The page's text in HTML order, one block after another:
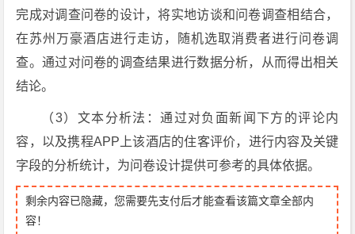
完成对调查问卷的设计，将实地访谈和问卷调查相结合，
在苏州万豪酒店进行走访，随机选取消费者进行问卷调
查。通过对问卷的调查结果进行数据分析，从而得出相关
结论。
（3）文本分析法：通过对负面新闻下方的评论内
容，以及携程APP上该酒店的住客评价，进行内容及关键
字段的分析统计，为问卷设计提供可参考的具体依据。
剩余内容已隐藏，您需要先支付后才能查看该篇文章全部内
容！